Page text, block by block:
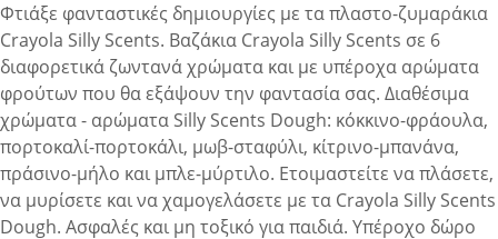
Φτιάξε φανταστικές δημιουργίες με τα πλαστο-ζυμαράκια
Crayola Silly Scents. Βαζάκια Crayola Silly Scents σε 6
διαφορετικά ζωντανά χρώματα και με υπέροχα αρώματα
φρούτων που θα εξάψουν την φαντασία σας. Διαθέσιμα
χρώματα - αρώματα Silly Scents Dough: κόκκινο-φράουλα,
πορτοκαλί-πορτοκάλι, μωβ-σταφύλι, κίτρινο-μπανάνα,
πράσινο-μήλο και μπλε-μύρτιλο. Ετοιμαστείτε να πλάσετε,
να μυρίσετε και να χαμογελάσετε με τα Crayola Silly Scents
Dough. Ασφαλές και μη τοξικό για παιδιά. Υπέροχο δώρο